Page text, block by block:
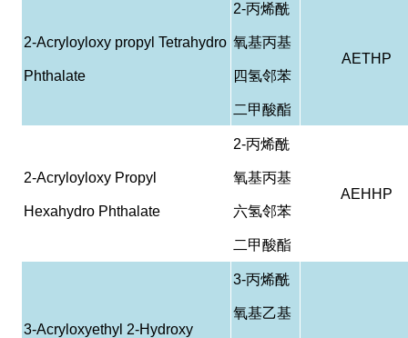
2-Acryloyloxy propyl Tetrahydro
Phthalate
2-丙烯酰
氧基丙基
四氢邻苯
二甲酸酯
AETHP
2-Acryloyloxy Propyl
Hexahydro Phthalate
2-丙烯酰
氧基丙基
六氢邻苯
二甲酸酯
AEHHP
3-Acryloxyethyl 2-Hydroxy
3-丙烯酰
氧基乙基